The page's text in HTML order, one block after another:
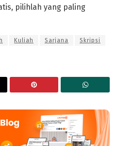
pilihlah yang paling
Kuliah Sarjana Skripsi